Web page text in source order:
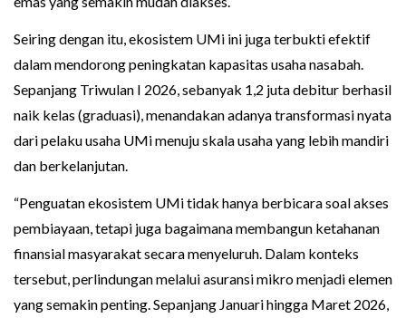
Seiring dengan itu, ekosistem UMi ini juga terbukti efektif
dalam mendorong peningkatan kapasitas usaha nasabah.
Sepanjang Triwulan I 2026, sebanyak 1,2 juta debitur berhasil
naik kelas (graduasi), menandakan adanya transformasi nyata
dari pelaku usaha UMi menuju skala usaha yang lebih mandiri
dan berkelanjutan.
“Penguatan ekosistem UMi tidak hanya berbicara soal akses
pembiayaan, tetapi juga bagaimana membangun ketahanan
finansial masyarakat secara menyeluruh. Dalam konteks
tersebut, perlindungan melalui asuransi mikro menjadi elemen
yang semakin penting. Sepanjang Januari hingga Maret 2026,